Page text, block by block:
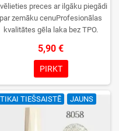
preces ar ilgāku piegādi
par zemāku cenuProfesionālas
kvalitātes gēla laka bez TPO.
izvēle, lieliska sacietēšana
UV/LED lampās un ilgstoša
noturība. Katrs flakons iepakots
– pirmo reizi to atvērsiet
tikai jūs.
5,90 €
PIRKT
TIKAI TIEŠSAISTĒ JAUNS